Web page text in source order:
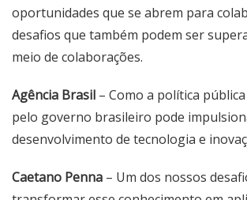
oportunidades que se abrem para
desafios que também podem ser
meio de colaborações.
Agência Brasil – Como a política
pelo governo brasileiro pode
desenvolvimento de tecnologia e
Caetano Penna – Um dos nossos